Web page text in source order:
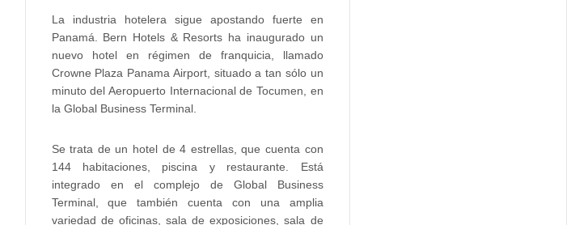
La industria hotelera sigue apostando fuerte en
Panamá. Bern Hotels & Resorts ha inaugurado un
nuevo hotel en régimen de franquicia, llamado
Crowne Plaza Panama Airport, situado a tan sólo un
minuto del Aeropuerto Internacional de Tocumen, en
la Global Business Terminal.
Se trata de un hotel de 4 estrellas, que cuenta con
144 habitaciones, piscina y restaurante. Está
integrado en el complejo de Global Business
Terminal, que también cuenta con una amplia
variedad de oficinas, sala de exposiciones, sala de